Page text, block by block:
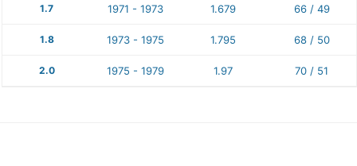
1.7 1971 - 1973 1.679 66 / 49
1.8 1973 - 1975 1.795 68 / 50
2.0 1975 - 1979 1.97 70 / 51